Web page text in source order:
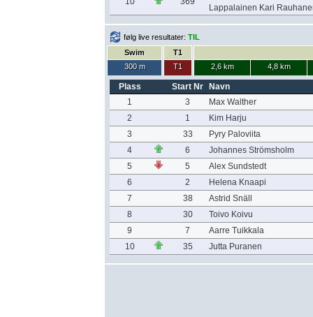
Lappalainen Kari
følg live resultater: TIL
Swim
300 m
T1
T1
2,6 km 4,8 km
Plass Start Nr
Navn
1
3
Max Walther
2
1
Kim Harju
3
33
Pyry Paloviita
4
6
Johannes Strömsholm
5
5
Alex Sundstedt
6
2
Helena Knaapi
7
38
Astrid Snäll
8
30
Toivo Koivu
9
7
Aarre Tuikkala
10
35 Jutta Puranen